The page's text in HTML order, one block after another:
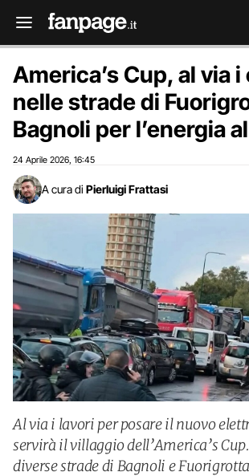
America’s Cup, al via
nelle strade di
Bagnoli per l’energia
24 Aprile 2026 16:45
A cura di Pierluigi Frattasi
Al via i lavori per posare il nuovo
servirà il villaggio dell’America’s
diverse strade di Bagnoli e